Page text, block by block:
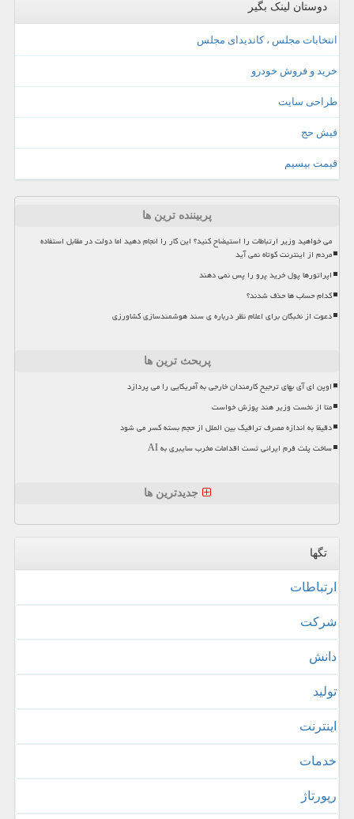
دوستان لینک بگیر
انتخابات مجلس ، کاندیدای مجلس
خرید و فروش خودرو
طراحی سایت
فیش حج
قیمت بیسیم
پربیننده ترین ها
می خواهید وزیر ارتباطات را استیضاح کنید؟ این کار را انجام دهید اما دولت در مقابل استفاده
مردم از اینترنت کوتاه نمی آید
اپراتورها پول خرید پرو را پس نمی دهند
کدام حساب ها حذف شدند؟
دعوت از نخبگان برای اعلام نظر درباره ی سند هوشمندسازی کشاورزی
پربحث ترین ها
اوپن ای آی بهای ترجیح کارمندان خارجی به آمریکایی را می پردازد
متا از نخست وزیر هند پوزش خواست
دقیقا به اندازه مصرف ترافیک بین الملل از حجم بسته کسر می شود
ساخت پلت فرم ایرانی تست اقدامات مخرب سایبری به AI
جدیدترین ها
تگها
ارتباطات
شركت
دانش
تولید
اینترنت
خدمات
رپورتاژ